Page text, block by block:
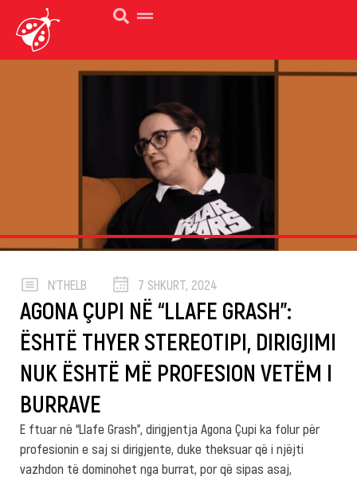
N’THELB 7 SHKURT, 2024
AGONA ÇUPI NË “LLAFE GRASH”:
ËSHTË THYER STEREOTIPI, DIRIGJIMI
NUK ËSHTË MË PROFESION VETËM I
BURRAVE
E ftuar në “Llafe Grash”, dirigjentja Agona Çupi ka folur për
profesionin e saj si dirigjente, duke theksuar që i njëjti
vazhdon të dominohet nga burrat, por që sipas asaj,